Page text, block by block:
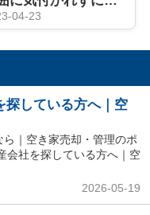
04-23
探している方へ｜空
｜空き家売却・管理のポ
会社を探している方へ｜空
2026-05-19